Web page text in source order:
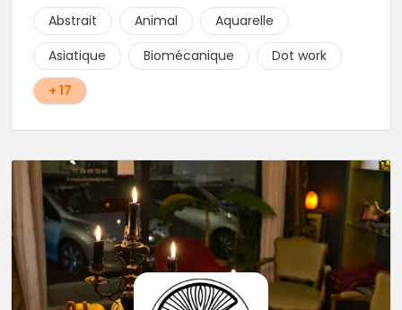
construire un projet qui vous ressemble.
Abstrait Animal
Aquarelle
Asiatique
Biomécanique
Dot work
+ 17